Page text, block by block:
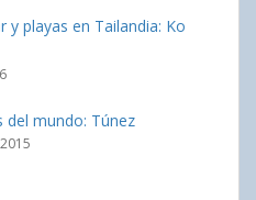
y playas en Tailandia: Ko
del mundo: Túnez